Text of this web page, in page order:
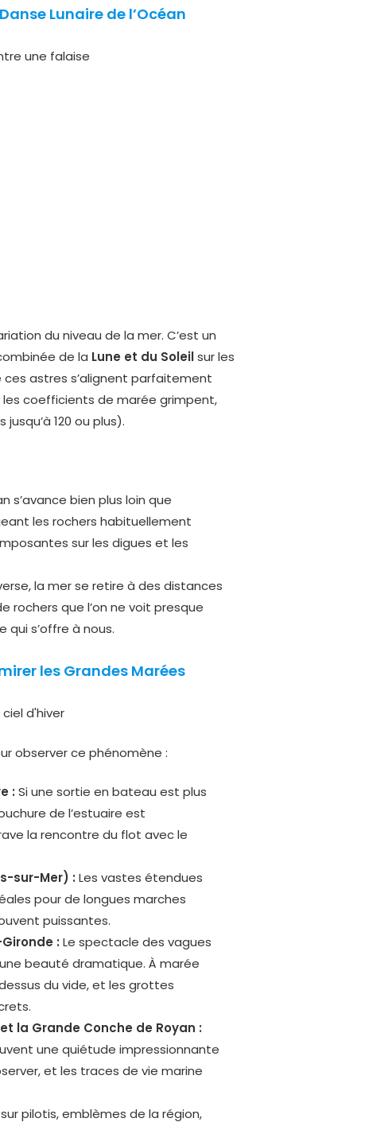
Lunaire de l’Océan
du niveau de la mer. C’est un
de la Lune et du Soleilsur les
ces astres s’alignent parfaitement
coefficients de marée grimpent,
120 ou plus).
s’avance bien plus loin que
les rochers habituellement
sur les digues et les
la mer se retire à des distances
rochers que l’on ne voit presque
qui s’offre à nous.
les Grandes Marées
observer ce phénomène :
: Si une sortie en bateau est plus
de l’estuaire est
la rencontre du flot avec le
sur-Mer) : Les vastes étendues
pour de longues marches
puissantes.
: Le spectacle des vagues
beauté dramatique. À marée
du vide, et les grottes
la Grande Conche de Royan :
une quiétude impressionnante
et les traces de vie marine
pilotis, emblèmes de la région,